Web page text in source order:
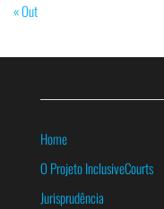
« Out
Home
O Projeto InclusiveCourts
Jurisprudência